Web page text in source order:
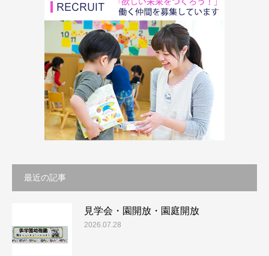
最近の記事
見学会・園開放・園庭開放
2026.07.28